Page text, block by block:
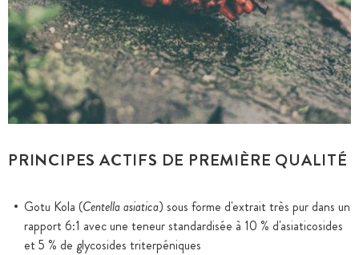
PRINCIPES ACTIFS DE PREMIÈRE QUALITÉ
Gotu Kola (Centella asiatica) sous forme d'extrait très pur dans un
rapport 6:1 avec une teneur standardisée à 10 % d'asiaticosides
et 5 % de glycosides triterpéniques